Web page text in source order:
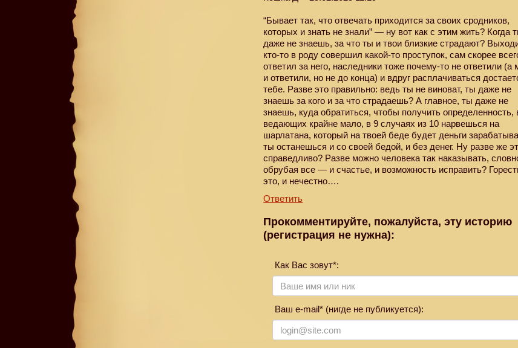
“Бывает так, что отвечать приходится за своих сродников,
которых и знать не знали” — ну вот как с этим жить? Когда
даже не знаешь, за что ты и твои близкие страдают?
кто-то в роду совершил какой-то проступок, сам скорее
ответил за него, наследники тоже почему-то не ответили (а
и ответили, но не до конца) и вдруг расплачиваться
тебе. Разве это правильно: ведь ты не виноват, ты даже не
знаешь за кого и за что страдаешь? А главное, ты даже не
знаешь, куда обратиться, чтобы получить определенность,
ведающих крайне мало, в 9 случаях из 10 нарвешься на
шарлатана, который на твоей беде будет деньги
ты останешься и со своей бедой, и без денег. Ну разве же
справедливо? Разве можно человека так наказывать,
обрубая все — и счастье, и возможность исправить?
это, и нечестно….
Ответить
Прокомментируйте, пожалуйста, эту историю
(регистрация не нужна):
Как Вас зовут*:
Ваш e-mail* (нигде не публикуется):